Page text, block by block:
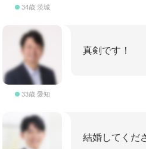
34歳 茨城
33歳 愛知
真剣です！
結婚してくだ